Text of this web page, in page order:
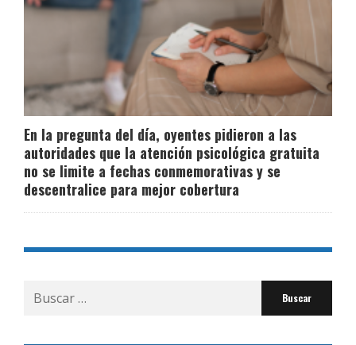
En la pregunta del día, oyentes pidieron a las
autoridades que la atención psicológica gratuita
no se limite a fechas conmemorativas y se
descentralice para mejor cobertura
Buscar
por: